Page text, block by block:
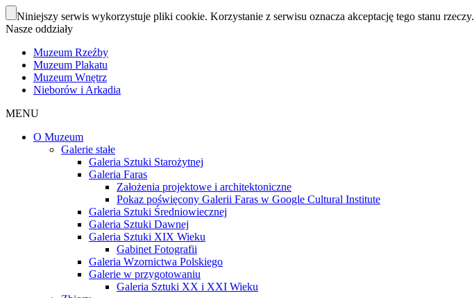
Niniejszy serwis wykorzystuje pliki cookie. Korzystanie z serwisu oznacza akceptację tego stanu rzeczy.
Nasze oddziały
Muzeum Rzeźby
Muzeum Plakatu
Muzeum Wnętrz
Nieborów i Arkadia
MENU
O Muzeum
Galerie stałe
Galeria Sztuki Starożytnej
Galeria Faras
Założenia projektowe i architektoniczne
Pokaz poświęcony Galerii Faras w Google Cultural Institute
Galeria Sztuki Średniowiecznej
Galeria Sztuki Dawnej
Galeria Sztuki XIX Wieku
Gabinet Fotografii
Galeria Wzornictwa Polskiego
Galerie w przygotowaniu
Galeria Sztuki XX i XXI Wieku